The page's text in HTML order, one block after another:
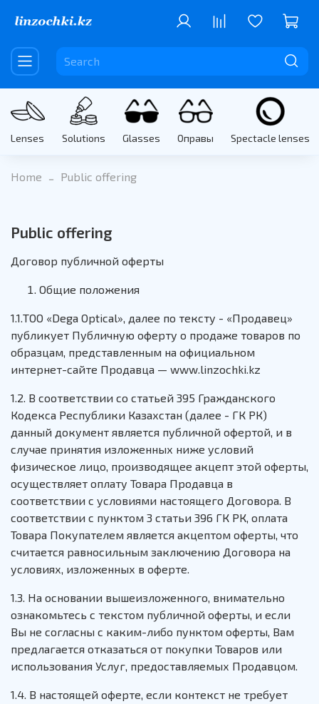
Lenses Solutions Glasses Оправы Spectacle lenses
Home Public offering
Public offering
Договор публичной оферты
Общие положения
1.1.ТОО «Dega Optical», далее по тексту - «Продавец»
публикует Публичную оферту о продаже товаров по
образцам, представленным на официальном
интернет-сайте Продавца — www.linzochki.kz
1.2. В соответствии со статьей 395 Гражданского
Кодекса Республики Казахстан (далее - ГК РК)
данный документ является публичной офертой, и в
случае принятия изложенных ниже условий
физическое лицо, производящее акцепт этой оферты,
осуществляет оплату Товара Продавца в
соответствии с условиями настоящего Договора. В
соответствии с пунктом 3 статьи 396 ГК РК, оплата
Товара Покупателем является акцептом оферты, что
считается равносильным заключению Договора на
условиях, изложенных в оферте.
1.3. На основании вышеизложенного, внимательно
ознакомьтесь с текстом публичной оферты, и если
Вы не согласны с каким-либо пунктом оферты, Вам
предлагается отказаться от покупки Товаров или
использования Услуг, предоставляемых Продавцом.
1.4. В настоящей оферте, если контекст не требует